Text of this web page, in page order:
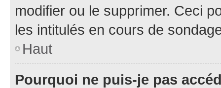
modifier ou le supprimer. Ceci
les intitulés en cours de
Haut
Pourquoi ne puis-je pas